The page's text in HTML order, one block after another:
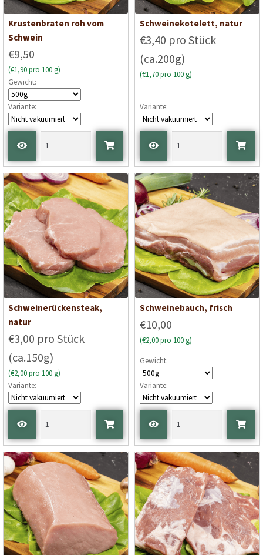
Krustenbraten roh vom
Schwein
€9,50
(€1,90 pro 100 g)
Gewicht:
Variante:
Schweinekotelett, natur
€3,40 pro Stück
(ca.200g)
(€1,70 pro 100 g)
Variante:
Schweinerückensteak,
natur
€3,00 pro Stück
(ca.150g)
(€2,00 pro 100 g)
Variante:
Schweinebauch, frisch
€10,00
(€2,00 pro 100 g)
Gewicht:
Variante: